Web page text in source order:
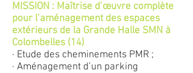
MISSION : Maîtrise d’œuvre complète
pour l’aménagement des espaces
extérieurs de la Grande Halle SMN à
Colombelles (14)
· Etude des cheminements PMR ;
· Aménagement d’un parking